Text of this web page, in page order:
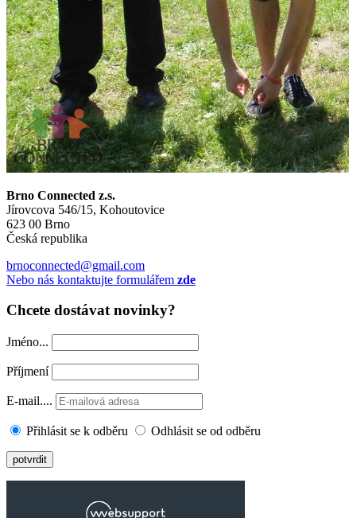
Brno Connected z.s.
Jírovcova 546/15, Kohoutovice
623 00 Brno
Česká republika
brnoconnected@gmail.com
Nebo nás kontaktujte formulářem zde
Chcete dostávat novinky?
Jméno...
Příjmení
E-mail....
Přihlásit se k odběru Odhlásit se od odběru